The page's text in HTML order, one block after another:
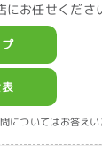
にお任せくださ
についてはお答えい